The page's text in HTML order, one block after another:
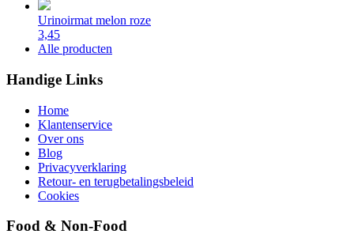
Urinoirmat melon roze
3,45
Alle producten
Handige Links
Home
Klantenservice
Over ons
Blog
Privacyverklaring
Retour- en terugbetalingsbeleid
Cookies
Food & Non-Food